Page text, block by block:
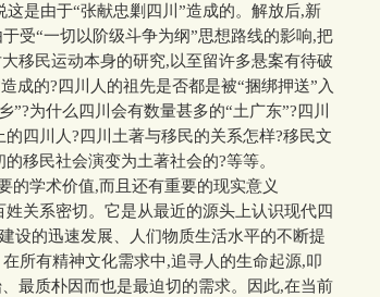
是由于“张献忠剿四川”造成的。解放后,新
受“一切以阶级斗争为纲”思想路线的影响,把
移民运动本身的研究,以至留许多悬案有待破
成的?四川人的祖先是否都是被“捆绑押送”入
为什么四川会有数量甚多的“土广东”?四川
四川人?四川土著与移民的关系怎样?移民文
移民社会演变为土著社会的?等等。
学术价值,而且还有重要的现实意义
关系密切。它是从最近的源头上认识现代四
设的迅速发展、人们物质生活水平的不断提
所有精神文化需求中,追寻人的生命起源,叩
最质朴因而也是最迫切的需求。因此,在当前